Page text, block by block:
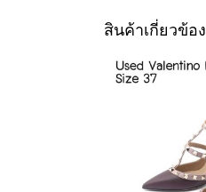
สินค้าเกี่ยวข้อง